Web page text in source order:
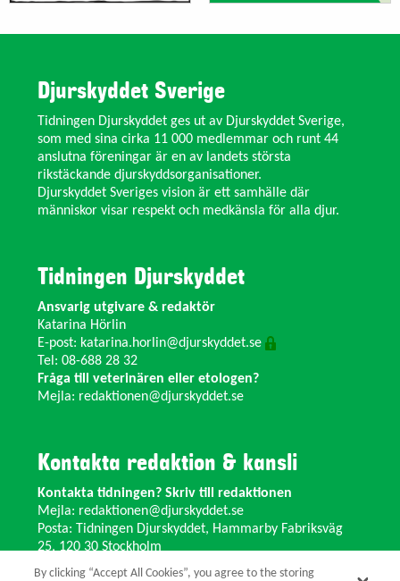
Djurskyddet Sverige
Tidningen Djurskyddet ges ut av Djurskyddet Sverige,
som med sina cirka 11 000 medlemmar och runt 44
anslutna föreningar är en av landets största
rikstäckande djurskyddsorganisationer.
Djurskyddet Sveriges vision är ett samhälle där
människor visar respekt och medkänsla för alla djur.
Tidningen Djurskyddet
Ansvarig utgivare & redaktör
Katarina Hörlin
E-post: katarina.horlin@djurskyddet.se
Tel: 08-688 28 32
Fråga till veterinären eller etologen?
Mejla: redaktionen@djurskyddet.se
Kontakta redaktion & kansli
Kontakta tidningen? Skriv till redaktionen
Mejla: redaktionen@djurskyddet.se
Posta: Tidningen Djurskyddet, Hammarby Fabriksväg
25, 120 30 Stockholm
Ändra adress? Kontakta kansliet
By clicking “Accept All Cookies”, you agree to the storing